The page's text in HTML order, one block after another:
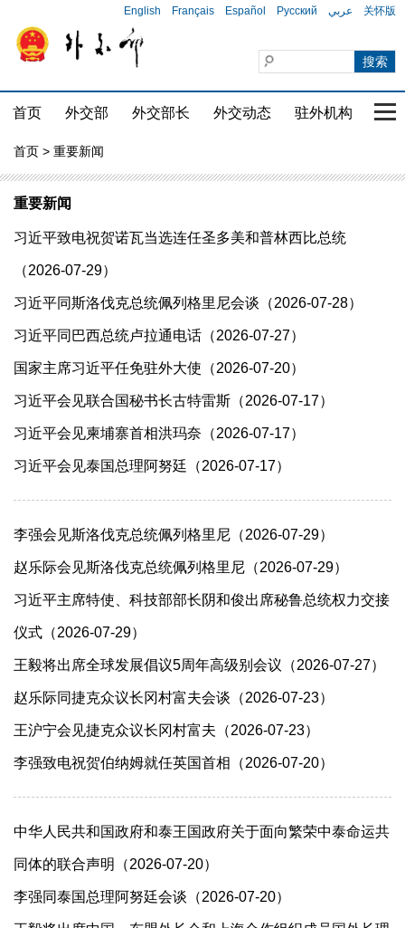
English Français Español Русский عربي 关怀版
首页 外交部 外交部长 外交动态 驻外机构 国
首页 > 重要新闻
重要新闻
习近平致电祝贺诺瓦当选连任圣多美和普林西比总统
（2026-07-29）
习近平同斯洛伐克总统佩列格里尼会谈（2026-07-28）
习近平同巴西总统卢拉通电话（2026-07-27）
国家主席习近平任免驻外大使（2026-07-20）
习近平会见联合国秘书长古特雷斯（2026-07-17）
习近平会见柬埔寨首相洪玛奈（2026-07-17）
习近平会见泰国总理阿努廷（2026-07-17）
李强会见斯洛伐克总统佩列格里尼（2026-07-29）
赵乐际会见斯洛伐克总统佩列格里尼（2026-07-29）
习近平主席特使、科技部部长阴和俊出席秘鲁总统权力交接
仪式（2026-07-29）
王毅将出席全球发展倡议5周年高级别会议（2026-07-27）
赵乐际同捷克众议长冈村富夫会谈（2026-07-23）
王沪宁会见捷克众议长冈村富夫（2026-07-23）
李强致电祝贺伯纳姆就任英国首相（2026-07-20）
中华人民共和国政府和泰王国政府关于面向繁荣中泰命运共
同体的联合声明（2026-07-20）
李强同泰国总理阿努廷会谈（2026-07-20）